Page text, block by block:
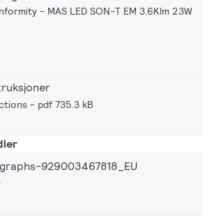
- MAS LED SON-T EM 3.6Klm 23W
pdf 735.3 kB
929003467818_EU